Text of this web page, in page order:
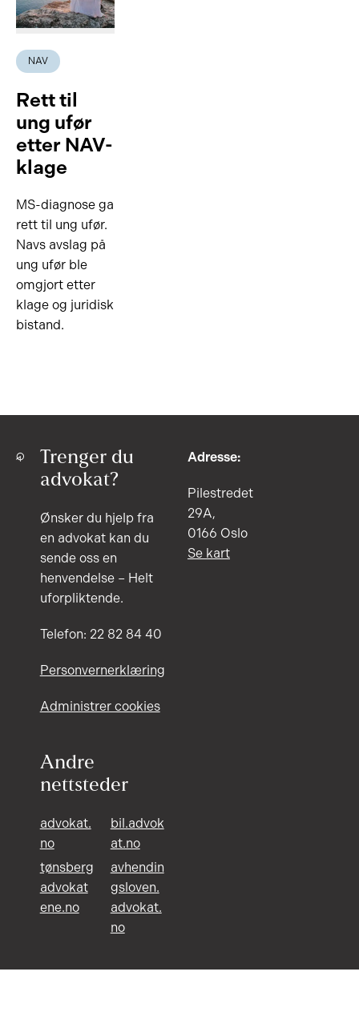
NAV
Rett til
ung ufør
etter NAV-
klage
MS-diagnose ga
rett til ung ufør.
Navs avslag på
ung ufør ble
omgjort etter
klage og juridisk
bistand.
Trenger du
advokat?
Ønsker du hjelp fra
en advokat kan du
sende oss en
henvendelse – Helt
uforpliktende.
Telefon: 22 82 84 40
Personvernerklæring
Administrer cookies
Andre
nettsteder
advokat.
no
bil.advok
at.no
tønsberg
advokat
ene.no
avhendin
gsloven.
advokat.
no
Adresse:
Pilestredet
29A,
0166 Oslo
Se kart